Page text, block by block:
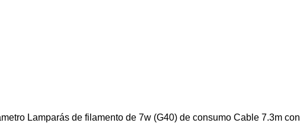
Lamparás de filamento de 7w (G40) de consumo Cable 7.3m con